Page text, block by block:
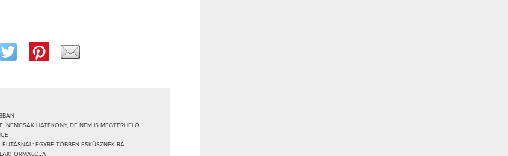
NEMCSAK HATÉKONY, DE NEM IS MEGTERHELŐ
EGYRE TÖBBEN ESKÜSZNEK RÁ